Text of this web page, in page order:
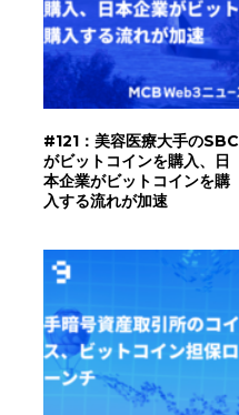
#121：美容医療大手のSBC
がビットコインを購入、日
本企業がビットコインを購
入する流れが加速